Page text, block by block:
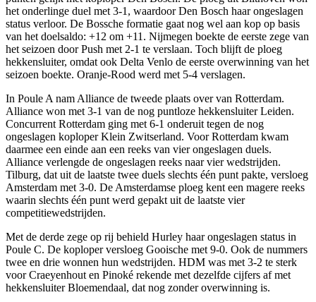
het onderlinge duel met 3-1, waardoor Den Bosch haar ongeslagen
status verloor. De Bossche formatie gaat nog wel aan kop op basis
van het doelsaldo: +12 om +11. Nijmegen boekte de eerste zege van
het seizoen door Push met 2-1 te verslaan. Toch blijft de ploeg
hekkensluiter, omdat ook Delta Venlo de eerste overwinning van het
seizoen boekte. Oranje-Rood werd met 5-4 verslagen.
In Poule A nam Alliance de tweede plaats over van Rotterdam.
Alliance won met 3-1 van de nog puntloze hekkensluiter Leiden.
Concurrent Rotterdam ging met 6-1 onderuit tegen de nog
ongeslagen koploper Klein Zwitserland. Voor Rotterdam kwam
daarmee een einde aan een reeks van vier ongeslagen duels.
Alliance verlengde de ongeslagen reeks naar vier wedstrijden.
Tilburg, dat uit de laatste twee duels slechts één punt pakte, versloeg
Amsterdam met 3-0. De Amsterdamse ploeg kent een magere reeks
waarin slechts één punt werd gepakt uit de laatste vier
competitiewedstrijden.
Met de derde zege op rij behield Hurley haar ongeslagen status in
Poule C. De koploper versloeg Gooische met 9-0. Ook de nummers
twee en drie wonnen hun wedstrijden. HDM was met 3-2 te sterk
voor Craeyenhout en Pinoké rekende met dezelfde cijfers af met
hekkensluiter Bloemendaal, dat nog zonder overwinning is.